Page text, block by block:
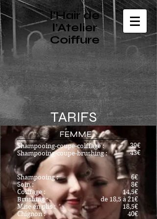
l’Hair de
l’Atelier
Coiffure
TARIFS
FEMME
Shampooing-coupe-coiffage :
Shampooing-coupe-brushing :
Shampooing :
Soin :
Coiffage :
Brushing :
Mise en plis :
Chignon :
39€
43€
6€
8€
14,5€
de 18,5 à 21€
18,5€
40€